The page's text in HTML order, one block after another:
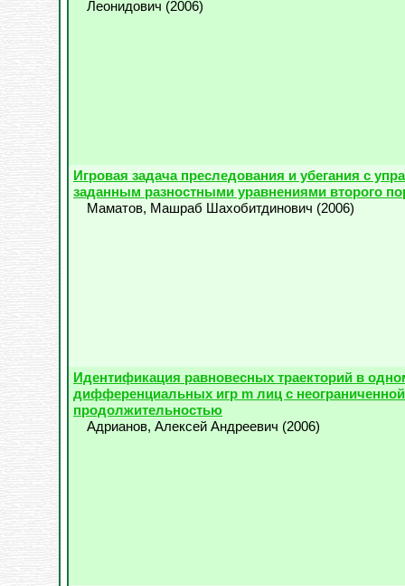
Леонидович (2006)
Игровая задача преследования и убегания с
заданным разностными уравнениями второго
Маматов, Машраб Шахобитдинович (2006)
Идентификация равновесных траекторий в
дифференциальных игр m лиц с неограниченной
продолжительностью
Адрианов, Алексей Андреевич (2006)